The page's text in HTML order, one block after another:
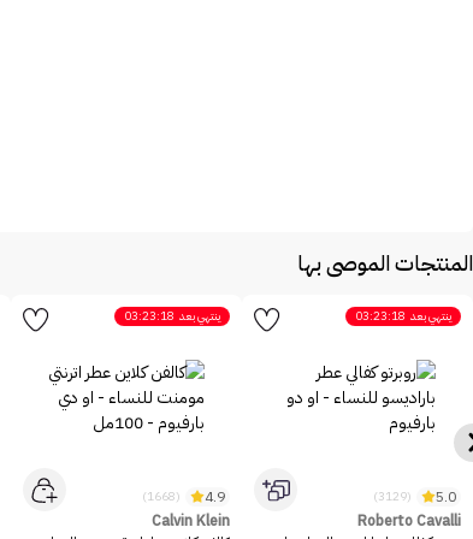
المنتجات الموصى بها
ينتهي بعد 03:23:18
5.0
(3129)
Roberto Cavalli
ينتهي بعد 03:23:18
4.9
(1668)
Calvin Klein